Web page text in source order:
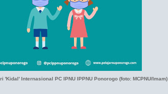
'Kidal' Internasional PC IPNU IPPNU Ponorogo (foto: MCPNU/Imam)